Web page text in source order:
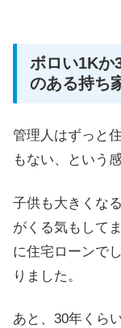
ボロい1Kか
のある持ち
管理人はずっと
もない、という
子供も大きくな
がくる気もして
に住宅ローンで
りました。
あと、30年くら